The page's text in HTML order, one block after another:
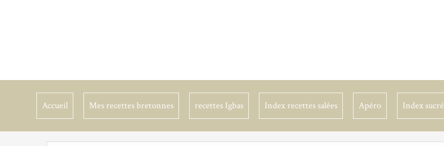
Accueil Mes recettes bretonnes recettes Igbas Index recettes salées Apéro Index sucré